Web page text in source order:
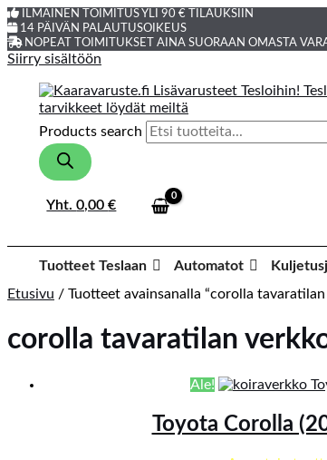
ILMAINEN TOIMITUS YLI 90 € TILAUKSIIN
14 PÄIVÄN PALAUTUSOIKEUS
NOPEAT TOIMITUKSET AINA SUORAAN OMASTA
Siirry sisältöön
Products search
Yht.0,00€
Tuotteet Teslaan Automatot
Etusivu / Tuotteet avainsanalla “corolla
corolla tavaratilan
Ale!
Toyota Corolla